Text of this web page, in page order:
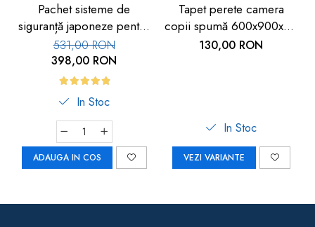
Pachet sisteme de
siguranță japoneze pentru
copii, 11 piese
531,00 RON
398,00 RON
In Stoc
ADAUGA IN COS
Tapet perete camera
copii spumă 600x900x9 -
Siguranță copii
130,00 RON
In Stoc
VEZI VARIANTE